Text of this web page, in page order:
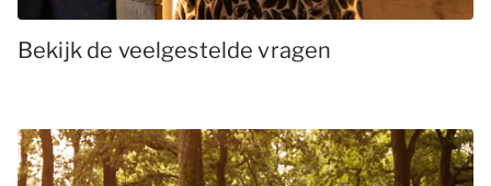
Bekijk de veelgestelde vragen